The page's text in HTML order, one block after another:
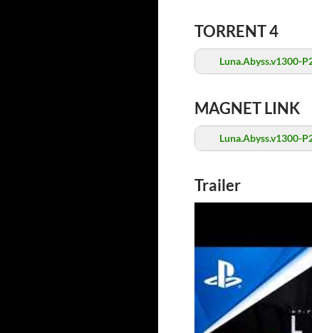
TORRENT 4
Luna.Abyss.v1300-
MAGNET LINK
Luna.Abyss.v1300-
Trailer